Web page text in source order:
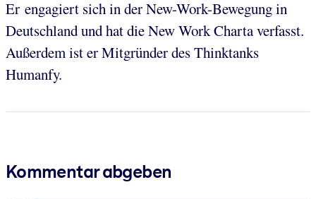
Er engagiert sich in der New-Work-Bewegung in
Deutschland und hat die New Work Charta verfasst.
Außerdem ist er Mitgründer des Thinktanks
Humanfy.
Kommentar abgeben